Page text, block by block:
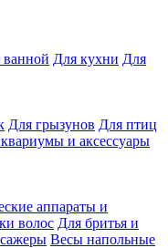
ванной Для кухни Для
Для грызунов Для птиц
и аксессуары
аппараты и
волос Для бритья и
Весы напольные